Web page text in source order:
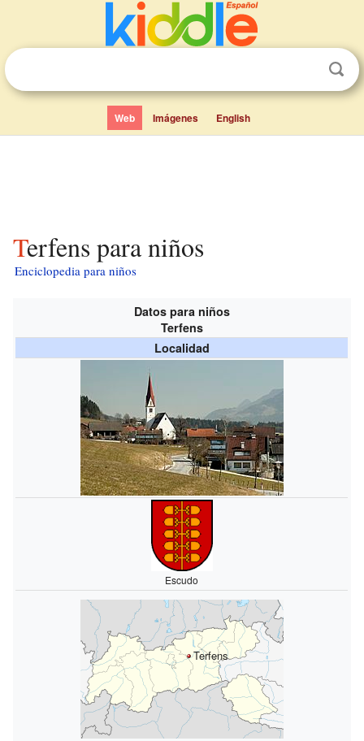
Web Imágenes English
Terfens para niños
Enciclopedia para niños
Datos para niños
Terfens
Localidad
Escudo
Terfens